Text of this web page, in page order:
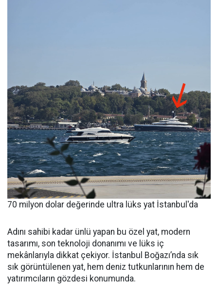
70 milyon dolar değerinde ultra lüks yat İstanbul'da
Adını sahibi kadar ünlü yapan bu özel yat, modern
tasarımı, son teknoloji donanımı ve lüks iç
mekânlarıyla dikkat çekiyor. İstanbul Boğazı’nda sık
sık görüntülenen yat, hem deniz tutkunlarının hem de
yatırımcıların gözdesi konumunda.